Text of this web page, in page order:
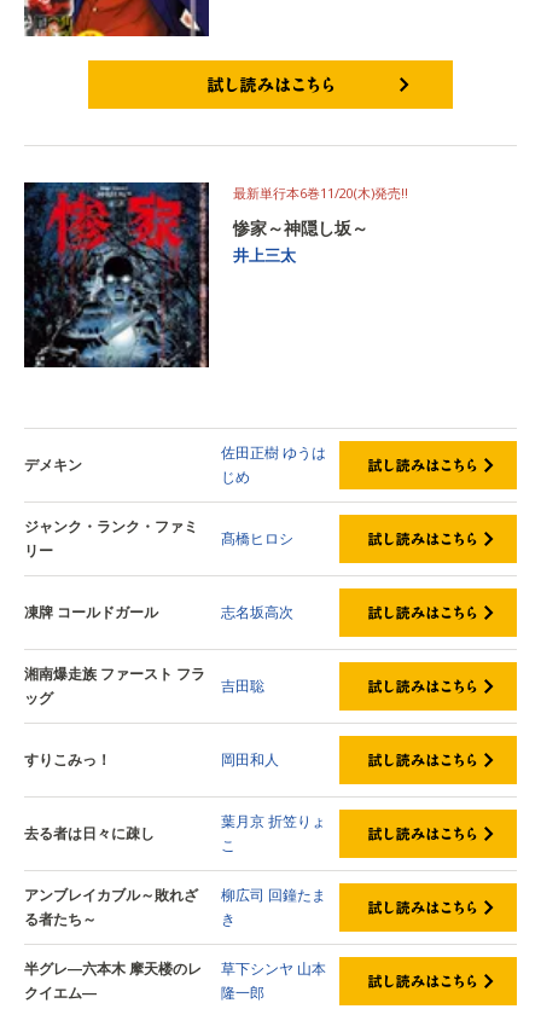
最新単行本6巻11/20(木)発売‼
惨家～神隠し坂～
井上三太
デメキン
佐田正樹ゆうは
じめ
ジャンク・ランク・ファミ
リー
髙橋ヒロシ
凍牌 コールドガール 志名坂高次
湘南爆走族 ファースト フラ
ッグ
吉田聡
すりこみっ！ 岡田和人
去る者は日々に疎し
葉月京折笠りょ
こ
アンブレイカブル～敗れざ
る者たち～
柳広司 回鐘たま
き
半グレ―六本木 摩天楼のレ
クイエム―
草下シンヤ 山本
隆一郎